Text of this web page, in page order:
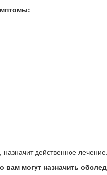
действенное лечение.
могут назначить